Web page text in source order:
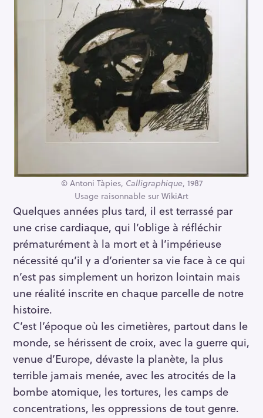
© Antoni Tàpies, Calligraphique, 1987
Usage raisonnable sur WikiArt
Quelques années plus tard, il est terrassé par
une crise cardiaque, qui l’oblige à réfléchir
prématurément à la mort et à l’impérieuse
nécessité qu’il y a d’orienter sa vie face à ce qui
n’est pas simplement un horizon lointain mais
une réalité inscrite en chaque parcelle de notre
histoire.
C’est l’époque où les cimetières, partout dans le
monde, se hérissent de croix, avec la guerre qui,
venue d’Europe, dévaste la planète, la plus
terrible jamais menée, avec les atrocités de la
bombe atomique, les tortures, les camps de
concentrations, les oppressions de tout genre.